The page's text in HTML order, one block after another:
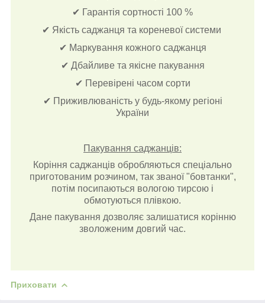
✔ Гарантія сортності 100 %
✔ Якість саджанця та кореневої системи
✔ Маркування кожного саджанця
✔ Дбайливе та якісне пакування
✔ Перевірені часом сорти
✔ Приживлюваність у будь-якому регіоні
України
Пакування саджанців:
Коріння саджанців обробляються спеціально
приготованим розчином, так званої "бовтанки",
потім посипаються вологою тирсою і
обмотуються плівкою.
Дане пакування дозволяє залишатися корінню
зволоженим довгий час.
Приховати